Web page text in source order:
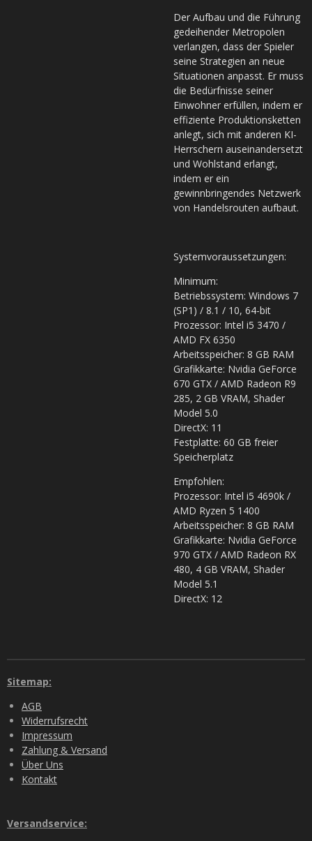
Der Aufbau und die Führung
gedeihender Metropolen
verlangen, dass der Spieler
seine Strategien an neue
Situationen anpasst. Er muss
die Bedürfnisse seiner
Einwohner erfüllen, indem er
effiziente Produktionsketten
anlegt, sich mit anderen KI-
Herrschern auseinandersetzt
und Wohlstand erlangt,
indem er ein
gewinnbringendes Netzwerk
von Handelsrouten aufbaut.
Systemvoraussetzungen:
Minimum:
Betriebssystem: Windows 7
(SP1) / 8.1 / 10, 64-bit
Prozessor: Intel i5 3470 /
AMD FX 6350
Arbeitsspeicher: 8 GB RAM
Grafikkarte: Nvidia GeForce
670 GTX / AMD Radeon R9
285, 2 GB VRAM, Shader
Model 5.0
DirectX: 11
Festplatte: 60 GB freier
Speicherplatz
Empfohlen:
Prozessor: Intel i5 4690k /
AMD Ryzen 5 1400
Arbeitsspeicher: 8 GB RAM
Grafikkarte: Nvidia GeForce
970 GTX / AMD Radeon RX
480, 4 GB VRAM, Shader
Model 5.1
DirectX: 12
Sitemap:
AGB
Widerrufsrecht
Impressum
Zahlung & Versand
Über Uns
Kontakt
Versandservice: